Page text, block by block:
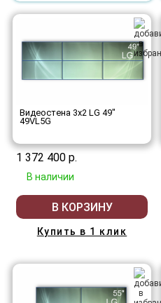
Видеостена 3x2 LG 49"
49VL5G
1 372 400 р.
В наличии
В КОРЗИНУ
Купить в 1 клик